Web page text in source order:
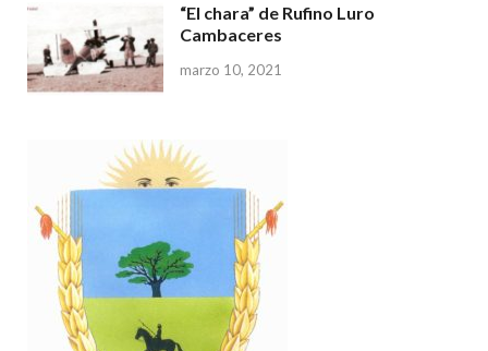
“El chara” de Rufino Luro
Cambaceres
marzo 10, 2021